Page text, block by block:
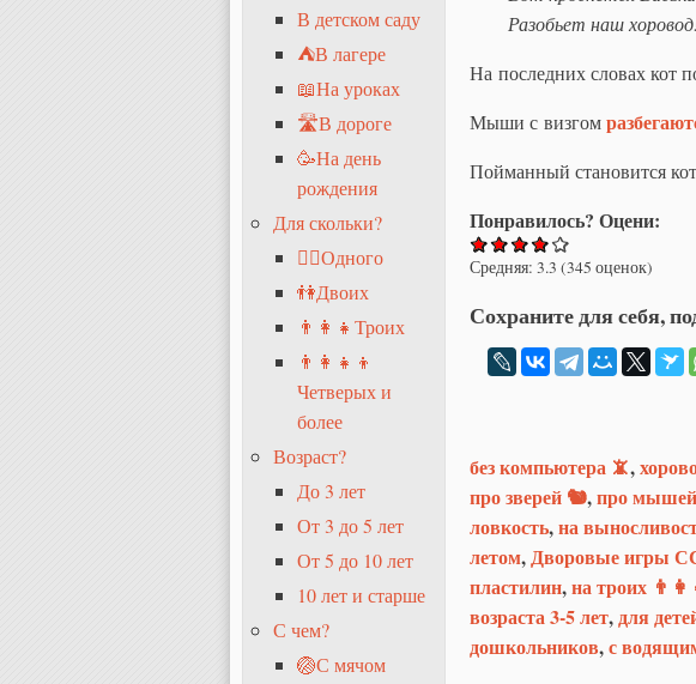
Разобьет наш
На последних словах кот
Мыши с визгом
Пойманный становится
Понравилось? Оцени:
Средняя: 3.3 (345 оценок)
Сохраните для себя,
без компьютера 📵,
про зверей 🐿,про
ловкость,на
летом,Дворовые игры
пластилин,на троих
возраста 3-5 лет,для
дошкольников,с
В детском саду
⛺В лагере
📖На уроках
🛣В дороге
🥳На день
рождения
Для скольки?
🧍‍♂️Одного
👫Двоих
👨‍👩‍👧Троих
👨‍👩‍👧‍👦
Четверых и
более
Возраст?
До 3 лет
От 3 до 5 лет
От 5 до 10 лет
10 лет и старше
С чем?
🏐С мячом